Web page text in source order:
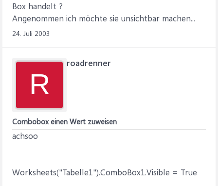
Box handelt ?
Angenommen ich möchte sie unsichtbar machen...
24. Juli 2003
R
roadrenner
Combobox einen Wert zuweisen
achsoo
Worksheets("Tabelle1").ComboBox1.Visible = True